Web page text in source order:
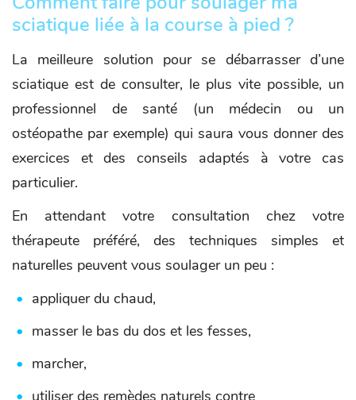
sciatique liée à la course à pied ?
La meilleure solution pour se débarrasser d’une
sciatique est de consulter, le plus vite possible, un
professionnel de santé (un médecin ou un
ostéopathe par exemple) qui saura vous donner des
exercices et des conseils adaptés à votre cas
particulier.
En attendant votre consultation chez votre
thérapeute préféré, des techniques simples et
naturelles peuvent vous soulager un peu :
appliquer du chaud,
masser le bas du dos et les fesses,
marcher,
utiliser des remèdes naturels contre